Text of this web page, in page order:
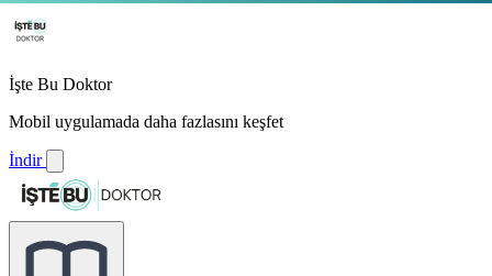
İşte Bu Doktor
Mobil uygulamada daha fazlasını keşfet
İndir